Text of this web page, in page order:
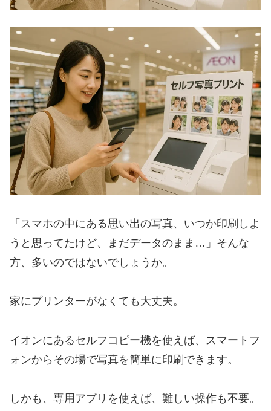
「スマホの中にある思い出の写真、いつか印刷しよ
うと思ってたけど、まだデータのまま…」そんな
方、多いのではないでしょうか。
家にプリンターがなくても大丈夫。
イオンにあるセルフコピー機を使えば、スマートフ
ォンからその場で写真を簡単に印刷できます。
しかも、専用アプリを使えば、難しい操作も不要。